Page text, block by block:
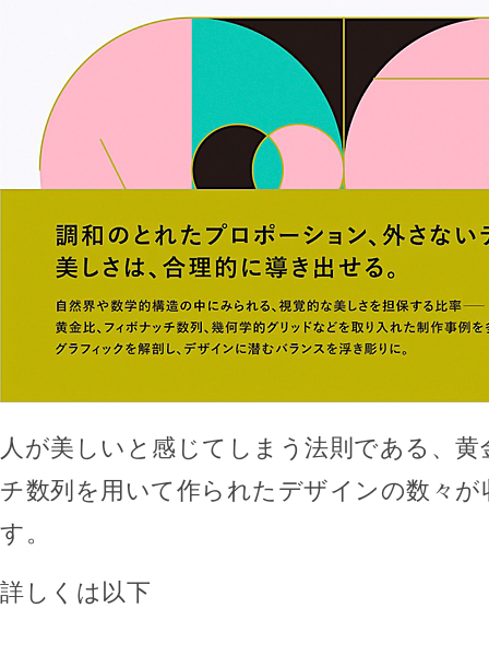
人が美しいと感じてしまう法則である、
チ数列を用いて作られたデザインの数々
す。
詳しくは以下